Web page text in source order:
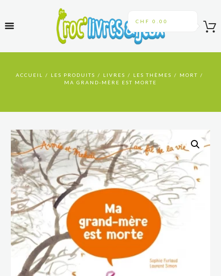
CHF 0.00
ACCUEIL LES PRODUITS LIVRES LES THÈMES
MORT
MA GRAND-MÈRE EST MORTE